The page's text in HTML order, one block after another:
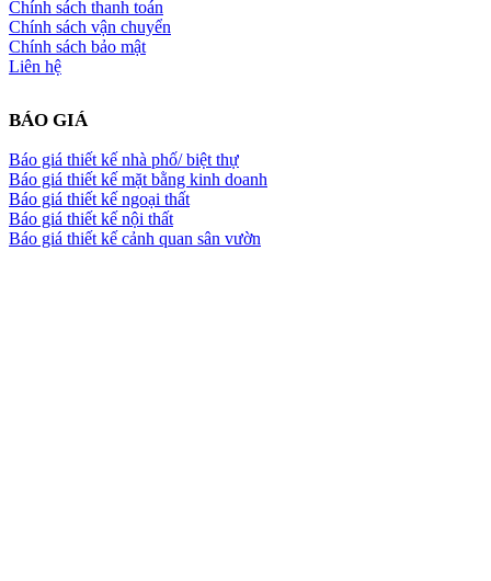
Chính sách thanh toán
Chính sách vận chuyển
Chính sách bảo mật
Liên hệ
BÁO GIÁ
Báo giá thiết kế nhà phố/ biệt thự
Báo giá thiết kế mặt bằng kinh doanh
Báo giá thiết kế ngoại thất
Báo giá thiết kế nội thất
Báo giá thiết kế cảnh quan sân vườn